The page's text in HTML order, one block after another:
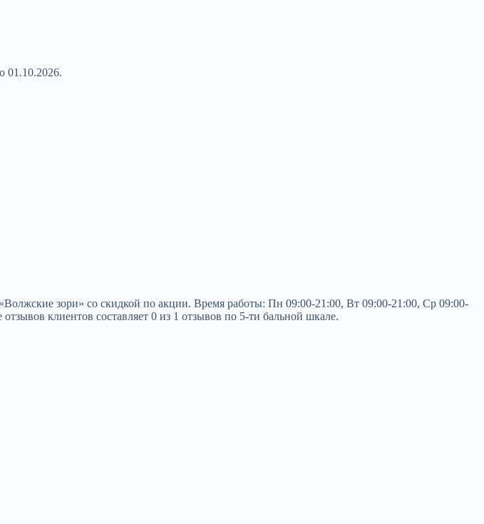
01.10.2026.
зори» со скидкой по акции. Время работы: Пн 09:00-21:00, Вт 09:00-21:00, Ср 09:00-
клиентов составляет 0 из 1 отзывов по 5-ти бальной шкале.